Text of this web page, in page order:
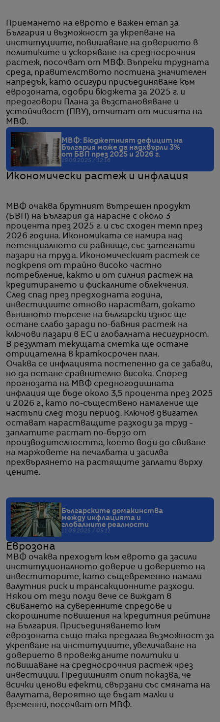
Приемането на еврото е важен етап за
България и възможност за укрепване на
институциите, повишаване на доверието в
политиките и ускоряване на средносрочния
растеж, посочват от МВФ. Въпреки трудната
среда, правителството постигна значителен
напредък, като осигури присъединяване към
еврозоната, одобри бюджета за 2025 г. и
предоговори Плана за възстановяване и
устойчивост (ПВУ), отчитат от мисията на
МВФ.
МВФ: Бюджетният дефицит на
България може да надхвърли 3%
от БВП през 2025 и 2026 г.
19.09.2025 / 12:16
Икономически растеж и инфлация
МВФ очаква брутният вътрешен продукт
(БВП) на България да нарасне с около 3
процента през 2025 г. и със сходен темп през
2026 година. Икономиката се намира над
потенциалното си равнище, със затегнати
пазари на труда. Икономическият растеж се
подкрепя от трайно високо частно
потребление, както и от силния растеж на
кредитирането и фискалните облекчения.
След спад през предходната година,
инвестициите отново нарастват, докато
външното търсене на български износ ще
остане слабо заради по-бавния растеж на
ключови пазари в ЕС и глобалната несигурност.
В резултат текущата сметка ще остане
отрицателна в краткосрочен план.
Очаква се инфлацията постепенно да се забави,
но да остане сравнително висока. Според
прогнозата на МВФ средногодишната
инфлация ще бъде около 3,5 процента през 2025
и 2026 г., като по-съществено намаление ще
настъпи след този период. Ключов двигател
остават нарастващите разходи за труд -
заплатите растат по-бързо от
производителността, което води до свиване
на маржовете на печалбата и засилва
прехвърлянето на растящите заплати върху
цените.
Българските домакинства
между инфлацията и
глобалните реалности
11.09.2025 / 05:11
Еврозона
МВФ очаква преходът към еврото да засили
институционалното доверие и доверието на
инвеститорите, като същевременно намали
валутния риск и трансакционните разходи.
Някои от тези ползи вече се виждат в
свиването на суверенните спредове и
скорошните повишения на кредитния рейтинг
на България. Присъединяването към
еврозоната също така предлага възможност за
укрепване на институциите, увеличаване на
доверието в провежданите политики и
повишаване на средносрочния растеж чрез
инвестиции. Предишният опит показва, че
всички ценови ефекти, свързани със смяната на
валутата, вероятно ще бъдат малки и
временни, посочват от МВФ.